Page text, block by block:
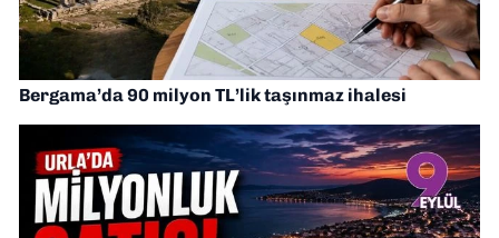
Bergama’da 90 milyon TL’lik taşınmaz ihalesi